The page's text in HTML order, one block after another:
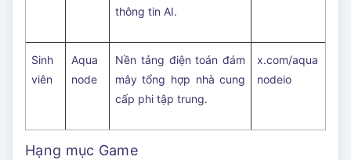
thông tin AI.
Sinh
viên
Aqua
node
Nền tảng điện toán đám
mây tổng hợp nhà cung
cấp phi tập trung.
x.com/aqua
nodeio
Hạng mục Game